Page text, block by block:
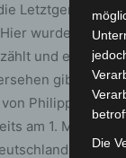
Letztgenannte
wurde Leon
und
gibt es
Philippe
am 1. Mai in
kennt.
Die